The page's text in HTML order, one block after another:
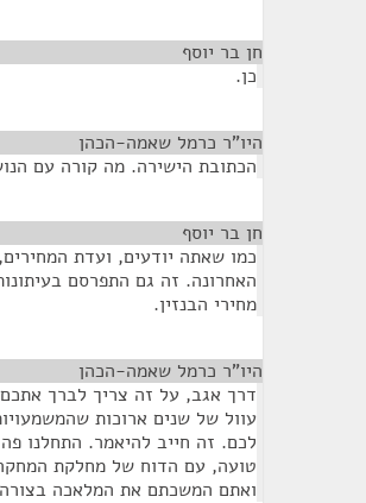
חן בר יוסף
כן.
היו"ר כרמל שאמה-הכהן
הכתובת הישירה. מה קורה עם
חן בר יוסף
כמו שאתה יודעים, ועדת
האחרונה. זה גם התפרסם
מחירי הבנזין.
היו"ר כרמל שאמה-הכהן
דרך אגב, על זה צריך לברך
עוול של שנים ארוכות
לכם. זה חייב להיאמר. התחלנו
טועה, עם הדוח של מחלקת
ואתם המשכתם את המלאכה